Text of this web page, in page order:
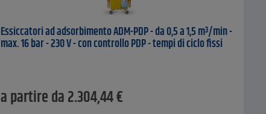
Essiccatori ad adsorbimento ADM-PDP - da 0,5 a 1,5 m³/min -
max. 16 bar - 230 V - con controllo PDP - tempi di ciclo fissi
a partire da2.304,44€